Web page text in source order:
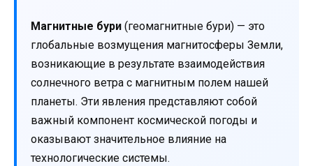
Магнитные бури (геомагнитные бури) — это
глобальные возмущения магнитосферы Земли,
возникающие в результате взаимодействия
солнечного ветра с магнитным полем нашей
планеты. Эти явления представляют собой
важный компонент космической погоды и
оказывают значительное влияние на
технологические системы.